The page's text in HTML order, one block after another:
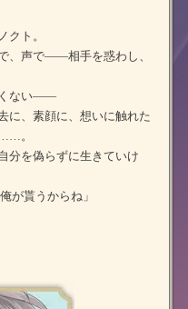
クト。
、声で――相手を惑わし、
くない――
に、素顔に、想いに触れた
。
分を偽らずに生きていけ
が貰うからね」